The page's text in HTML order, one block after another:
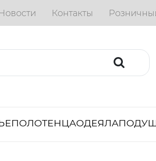
Контакты
ПОЛОТЕНЦАОДЕЯЛА